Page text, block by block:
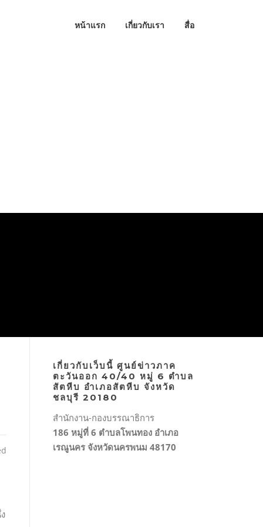
หน้าแรก เกี่ยวกับเรา สื่อ
เกี่ยวกับเว็บนี้ ศูนย์ข่าวภาค
ตะวันออก 40/40 หมู่ 6 ตำบล
สัตหีบ อำเภอสัตหีบ จังหวัด
ชลบุรี 20180
สำนักงาน-กองบรรณาธิการ
186 หมู่ที่ 6 ตำบลโพนทอง อำเภอ
เรณูนคร จังหวัดนครพนม 48170